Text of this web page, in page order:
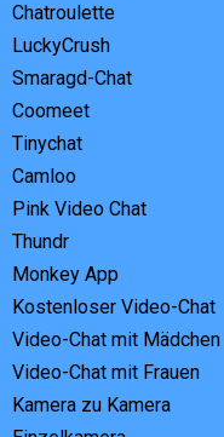
Chatroulette
LuckyCrush
Smaragd-Chat
Coomeet
Tinychat
Camloo
Pink Video Chat
Thundr
Monkey App
Kostenloser Video-Chat
Video-Chat mit Mädchen
Video-Chat mit Frauen
Kamera zu Kamera